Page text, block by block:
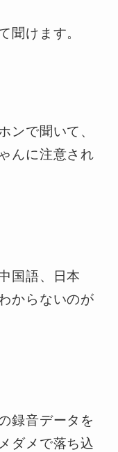
聞けます。
ンで聞いて、
んに注意され
国語、日本
からないのが
録音データを
ダメで落ち込